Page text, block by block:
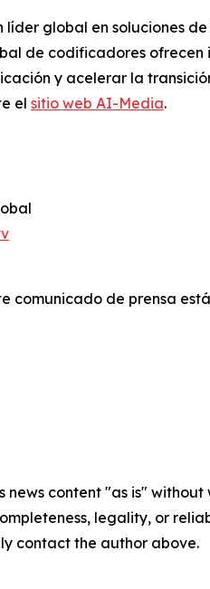
líder global en soluciones
de codificadores
y acelerar la
el sitio web AI-Media.
comunicado de prensa
news content "as is"
legality, or
contact the author above.